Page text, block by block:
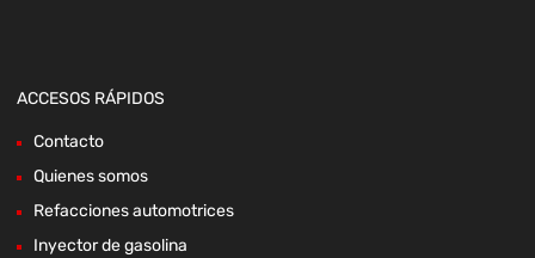
ACCESOS RÁPIDOS
Contacto
Quienes somos
Refacciones automotrices
Inyector de gasolina